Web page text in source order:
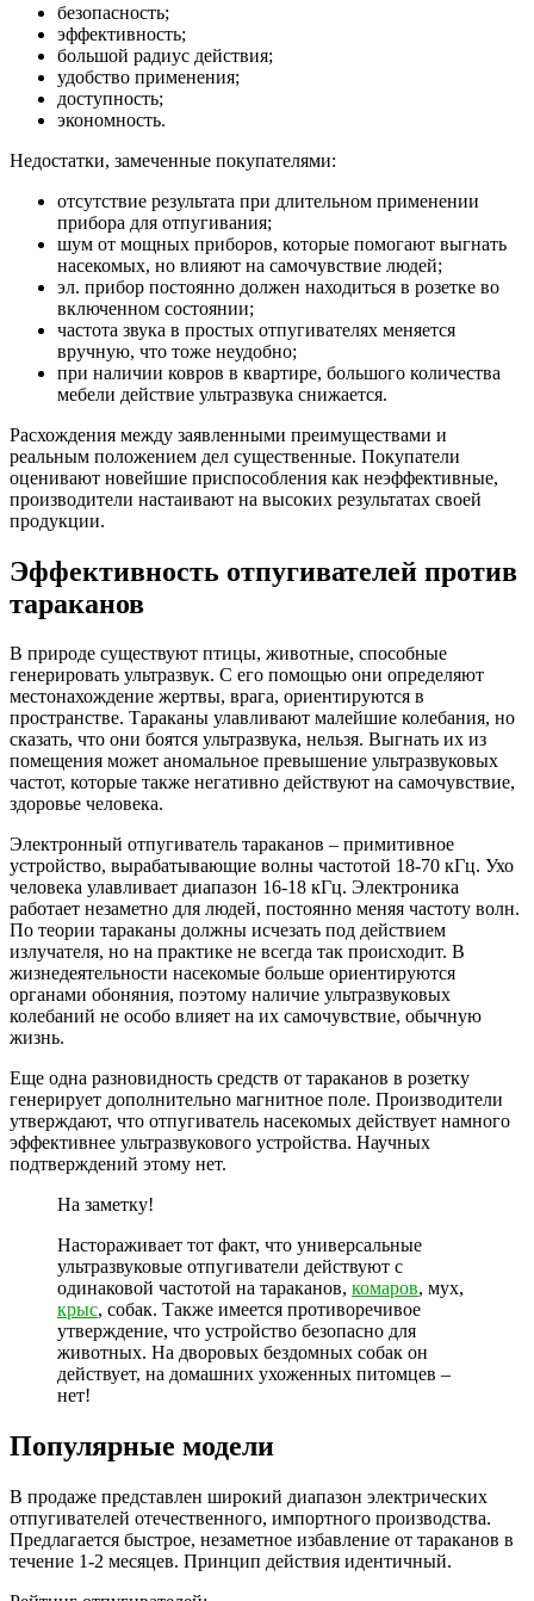
безопасность;
эффективность;
большой радиус действия;
удобство применения;
доступность;
экономность.
Недостатки, замеченные покупателями:
отсутствие результата при длительном применении
прибора для отпугивания;
шум от мощных приборов, которые помогают выгнать
насекомых, но влияют на самочувствие людей;
эл. прибор постоянно должен находиться в розетке во
включенном состоянии;
частота звука в простых отпугивателях меняется
вручную, что тоже неудобно;
при наличии ковров в квартире, большого количества
мебели действие ультразвука снижается.
Расхождения между заявленными преимуществами и
реальным положением дел существенные. Покупатели
оценивают новейшие приспособления как неэффективные,
производители настаивают на высоких результатах своей
продукции.
Эффективность отпугивателей против
тараканов
В природе существуют птицы, животные, способные
генерировать ультразвук. С его помощью они определяют
местонахождение жертвы, врага, ориентируются в
пространстве. Тараканы улавливают малейшие колебания, но
сказать, что они боятся ультразвука, нельзя. Выгнать их из
помещения может аномальное превышение ультразвуковых
частот, которые также негативно действуют на самочувствие,
здоровье человека.
Электронный отпугиватель тараканов – примитивное
устройство, вырабатывающие волны частотой 18-70 кГц. Ухо
человека улавливает диапазон 16-18 кГц. Электроника
работает незаметно для людей, постоянно меняя частоту волн.
По теории тараканы должны исчезать под действием
излучателя, но на практике не всегда так происходит. В
жизнедеятельности насекомые больше ориентируются
органами обоняния, поэтому наличие ультразвуковых
колебаний не особо влияет на их самочувствие, обычную
жизнь.
Еще одна разновидность средств от тараканов в розетку
генерирует дополнительно магнитное поле. Производители
утверждают, что отпугиватель насекомых действует намного
эффективнее ультразвукового устройства. Научных
подтверждений этому нет.
На заметку!
Настораживает тот факт, что универсальные
ультразвуковые отпугиватели действуют с
одинаковой частотой на тараканов, комаров, мух,
крыс, собак. Также имеется противоречивое
утверждение, что устройство безопасно для
животных. На дворовых бездомных собак он
действует, на домашних ухоженных питомцев –
нет!
Популярные модели
В продаже представлен широкий диапазон электрических
отпугивателей отечественного, импортного производства.
Предлагается быстрое, незаметное избавление от тараканов в
течение 1-2 месяцев. Принцип действия идентичный.